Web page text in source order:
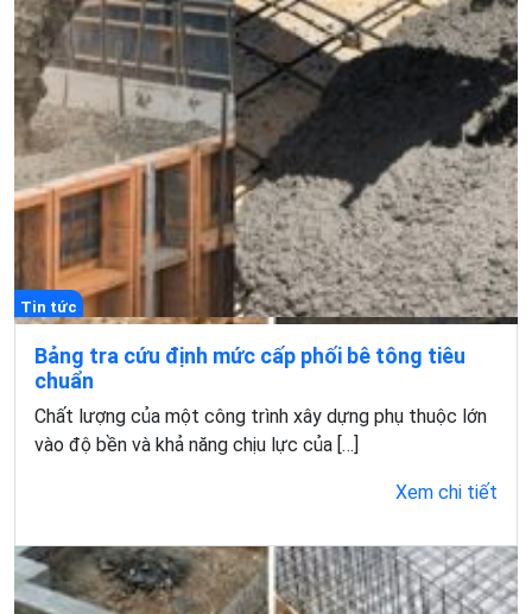
Tin tức
Bảng tra cứu định mức cấp phối bê tông tiêu
chuẩn
Chất lượng của một công trình xây dựng phụ thuộc lớn
vào độ bền và khả năng chịu lực của […]
Xem chi tiết